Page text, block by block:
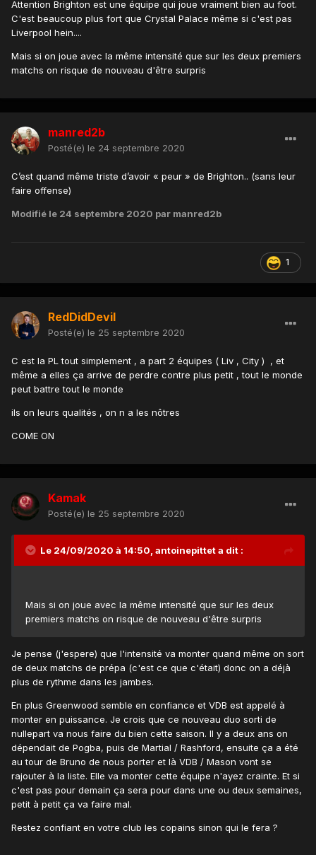
Attention Brighton est une équipe qui joue vraiment bien au foot.
C'est beaucoup plus fort que Crystal Palace même si c'est pas
Liverpool hein....
Mais si on joue avec la même intensité que sur les deux premiers
matchs on risque de nouveau d'être surpris
manred2b
Posté(e) le 24 septembre 2020
C’est quand même triste d’avoir « peur » de Brighton.. (sans leur
faire offense)
Modifié le 24 septembre 2020 par manred2b
1
RedDidDevil
Posté(e) le 25 septembre 2020
C est la PL tout simplement , a part 2 équipes ( Liv , City ) , et
même a elles ça arrive de perdre contre plus petit , tout le monde
peut battre tout le monde
ils on leurs qualités , on n a les nôtres
COME ON
Kamak
Posté(e) le 25 septembre 2020
Le 24/09/2020 à 14:50, antoinepitteta dit :
Mais si on joue avec la même intensité que sur les deux
premiers matchs on risque de nouveau d'être surpris
Je pense (j'espere) que l'intensité va monter quand même on sort
de deux matchs de prépa (c'est ce que c'était) donc on a déjà
plus de rythme dans les jambes.
En plus Greenwood semble en confiance et VDB est appelé à
monter en puissance. Je crois que ce nouveau duo sorti de
nullepart va nous faire du bien cette saison. Il y a deux ans on
dépendait de Pogba, puis de Martial / Rashford, ensuite ça a été
au tour de Bruno de nous porter et là VDB / Mason vont se
rajouter à la liste. Elle va monter cette équipe n'ayez crainte. Et si
c'est pas pour demain ça sera pour dans une ou deux semaines,
petit à petit ça va faire mal.
Restez confiant en votre club les copains sinon qui le fera ?